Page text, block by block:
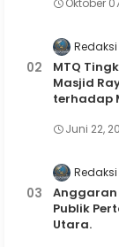
Oktober
MTQ
Masjid
terhadap
Juni 22,
Anggaran
Publik
Utara.